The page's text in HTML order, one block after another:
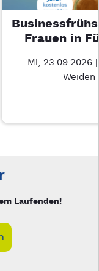
Frauen in
Mi, 23.09.2026
Weiden
Laufenden!